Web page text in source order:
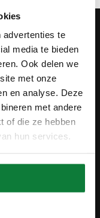
advertenties te
media te bieden
Ook delen we
met onze
en analyse. Deze
met andere
of die ze hebben
hun services.